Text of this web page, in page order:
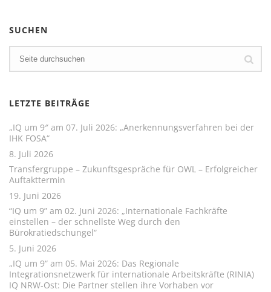
SUCHEN
LETZTE BEITRÄGE
„IQ um 9″ am 07. Juli 2026: „Anerkennungsverfahren bei der
IHK FOSA“
8. Juli 2026
Transfergruppe – Zukunftsgespräche für OWL – Erfolgreicher
Auftakttermin
19. Juni 2026
“IQ um 9” am 02. Juni 2026: „Internationale Fachkräfte
einstellen – der schnellste Weg durch den
Bürokratiedschungel“
5. Juni 2026
„IQ um 9“ am 05. Mai 2026: Das Regionale
Integrationsnetzwerk für internationale Arbeitskräfte (RINIA)
IQ NRW-Ost: Die Partner stellen ihre Vorhaben vor